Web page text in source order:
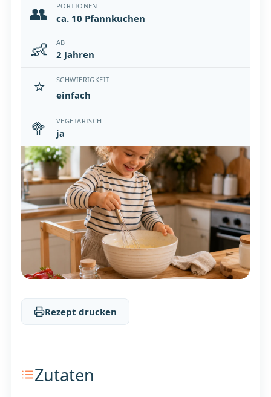
👥 PORTIONEN
ca. 10 Pfannkuchen
👶 AB
2 Jahren
⭐ SCHWIERIGKEIT
einfach
🥦 VEGETARISCH
ja
Rezept drucken
Zutaten